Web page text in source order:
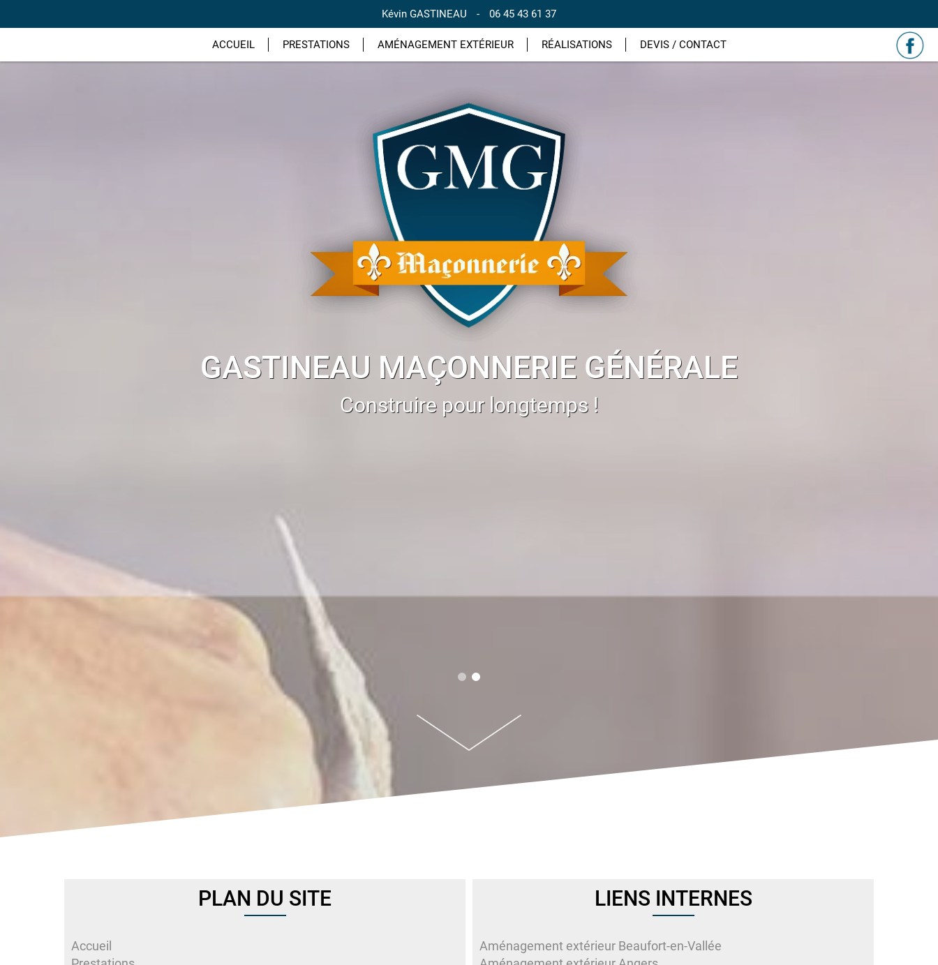
Kévin GASTINEAU - 06 45 43 61 37
ACCUEIL PRESTATIONS AMÉNAGEMENT EXTÉRIEUR RÉALISATIONS DEVIS / CONTACT
GASTINEAU MAÇONNERIE GÉNÉRALE
Construire pour longtemps !
PLAN DU SITE
Accueil
LIENS INTERNES
Aménagement extérieur Beaufort-en-Vallée